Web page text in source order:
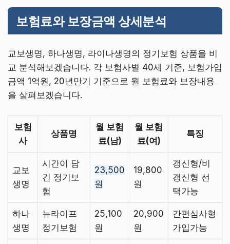
보험료와 보장금액 상세분석
교보생명, 하나생명, 라이나생명의 정기보험 상품을 비
교 분석해보겠습니다. 각 보험사별 40세 기준, 보험가입
금액 1억원, 20년만기 기준으로 월 보험료와 보장내용
을 살펴보겠습니다.
보험
사
상품명
월 보험
료(남)
월 보험
료(여)
특징
교보
생명
시간이 담
긴 정기보
험
23,500
원
19,800
원
갱신형/비
갱신형 선
택가능
하나
생명
뉴라이프
정기보험
25,100
원
20,900
원
간편심사형
가입가능